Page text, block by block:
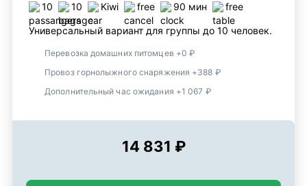
10 10 Kiwi free 90 мин free
Универсальный вариант для группы до 10 человек.
Перевозка домашних питомцев +0 ₽
Провоз горнолыжного снаряжения +388 ₽
Дополнительный час ожидания +1 067 ₽
14 831 ₽